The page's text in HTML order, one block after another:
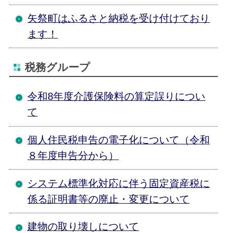
矢祭町はふるさと納税を受け付けており
ます！
税務グループ
令和8年度介護保険料の算定誤りについ
て
個人住民税申告の電子化について（令和
８年度申告分から）
システム標準化対応に伴う固定資産税に
係る証明書等の廃止・変更について
建物の取り壊しについて